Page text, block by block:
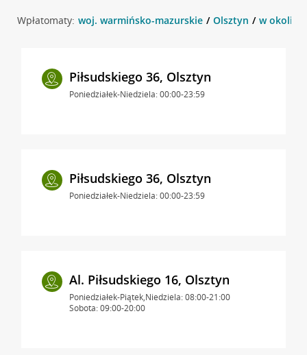
Wpłatomaty: woj. warmińsko-mazurskie Olsztyn w okolicy
Piłsudskiego 36, Olsztyn
Poniedziałek-Niedziela: 00:00-23:59
Piłsudskiego 36, Olsztyn
Poniedziałek-Niedziela: 00:00-23:59
Al. Piłsudskiego 16, Olsztyn
Poniedziałek-Piątek,Niedziela: 08:00-21:00
Sobota: 09:00-20:00